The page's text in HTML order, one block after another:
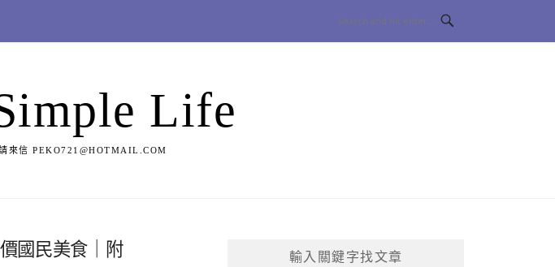
Life
信 PEKO721@HOTMAIL.COM
國民美食｜附
輸入關鍵字找文章